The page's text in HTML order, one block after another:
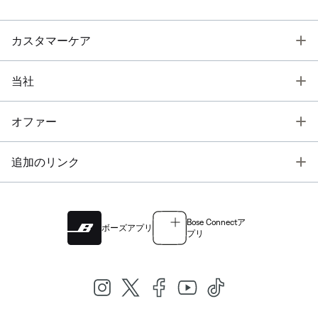
カスタマーケア
当社
オファー
追加のリンク
ボーズアプリ
Bose Connectア
プリ